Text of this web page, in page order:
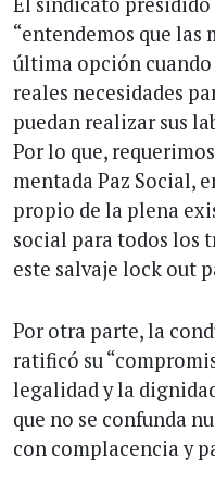
“entendemos que las
última opción cuando
reales necesidades
puedan realizar sus
Por lo que,
mentada Paz Social,
propio de la plena
social para todos los
este salvaje lock out
Por otra parte, la
ratificó su
legalidad y la
que no se confunda
con complacencia y